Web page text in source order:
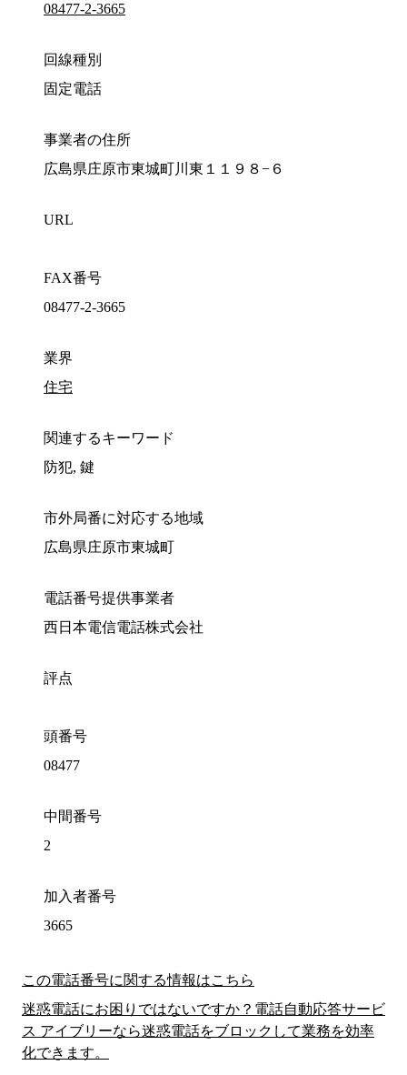
08477-2-3665
回線種別
固定電話
事業者の住所
広島県庄原市東城町川東１１９８−６
URL
FAX番号
08477-2-3665
業界
住宅
関連するキーワード
防犯, 鍵
市外局番に対応する地域
広島県庄原市東城町
電話番号提供事業者
西日本電信電話株式会社
評点
頭番号
08477
中間番号
2
加入者番号
3665
この電話番号に関する情報はこちら
迷惑電話にお困りではないですか？電話自動応答サービ
ス アイブリーなら迷惑電話をブロックして業務を効率
化できます。